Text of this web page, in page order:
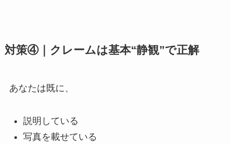
対策④｜クレームは基本“静観”で正解
あなたは既に、
説明している
写真を載せている